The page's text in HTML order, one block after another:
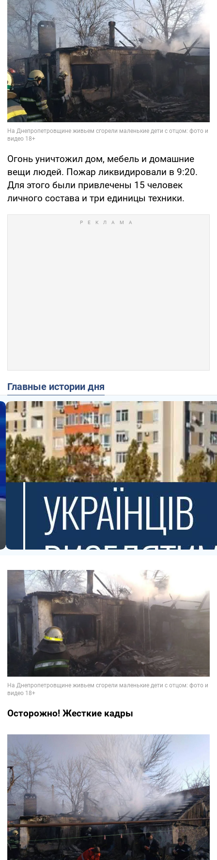
Огонь уничтожил дом, мебель и домашние
вещи людей. Пожар ликвидировали в 9:20.
Для этого были привлечены 15 человек
личного состава и три единицы техники.
Главные истории дня
Осторожно! Жесткие кадры